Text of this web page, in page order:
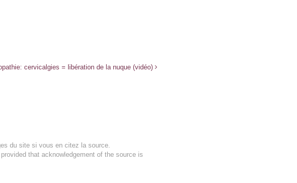
cervicalgies = libération de la nuque (vidéo)
du site si vous en citez la source.
that acknowledgement of the source is